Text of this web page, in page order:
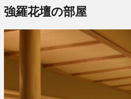
強羅花壇の部屋